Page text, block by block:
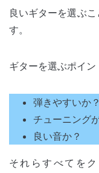
良いギターを選ぶ
す。
ギターを選ぶポイン
弾きやすいか？
チューニング
良い音か？
それらすべてを